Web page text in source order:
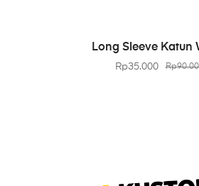
BELI PRODUK
Long Sleeve Katun
Rp
Rp35.000